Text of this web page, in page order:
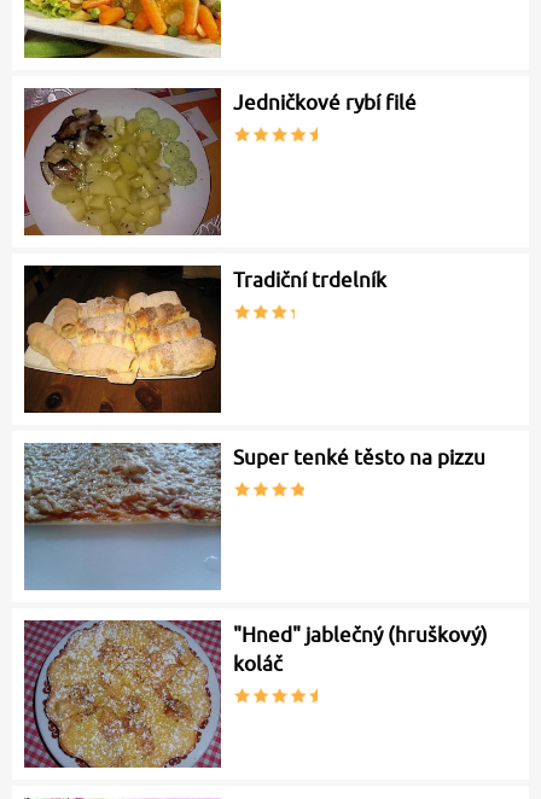
Jedničkové rybí filé
Tradiční trdelník
Super tenké těsto na pizzu
"Hned" jablečný (hruškový)
koláč